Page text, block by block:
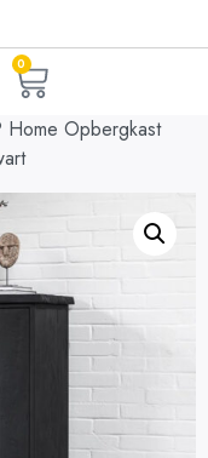
0
Opbergkast